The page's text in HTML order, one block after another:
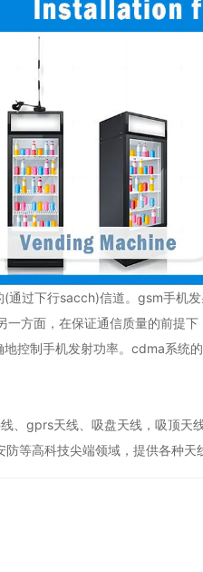
(通过下行sacch)信道。gsm手
方面，在保证通信质量的前提
控制手机发射功率。cdma系统
、gprs天线、吸盘天线，吸顶
等高科技尖端领域，提供各种天